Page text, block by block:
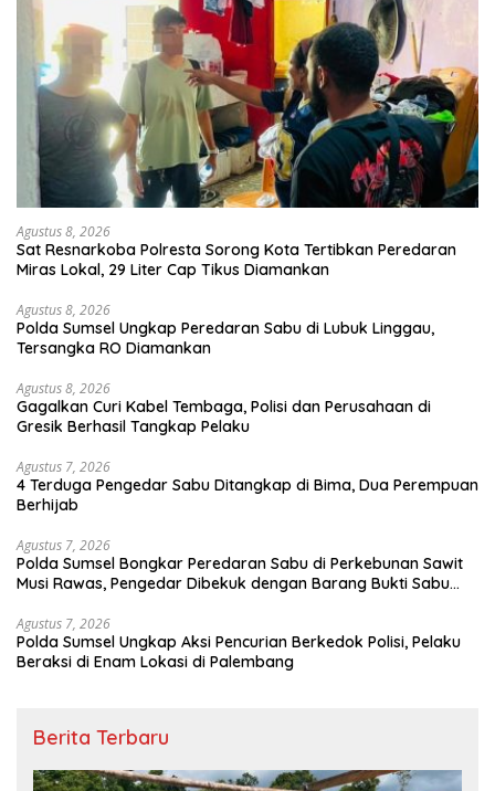
Agustus 8, 2026
Sat Resnarkoba Polresta Sorong Kota Tertibkan Peredaran
Miras Lokal, 29 Liter Cap Tikus Diamankan
Agustus 8, 2026
Polda Sumsel Ungkap Peredaran Sabu di Lubuk Linggau,
Tersangka RO Diamankan
Agustus 8, 2026
Gagalkan Curi Kabel Tembaga, Polisi dan Perusahaan di
Gresik Berhasil Tangkap Pelaku
Agustus 7, 2026
4 Terduga Pengedar Sabu Ditangkap di Bima, Dua Perempuan
Berhijab
Agustus 7, 2026
Polda Sumsel Bongkar Peredaran Sabu di Perkebunan Sawit
Musi Rawas, Pengedar Dibekuk dengan Barang Bukti Sabu
Agustus 7, 2026
Polda Sumsel Ungkap Aksi Pencurian Berkedok Polisi, Pelaku
Beraksi di Enam Lokasi di Palembang
Berita Terbaru